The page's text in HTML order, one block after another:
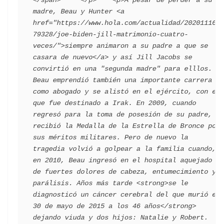
madre, Beau y Hunter <a
href="https://www.hola.com/actualidad/202011161
79328/joe-biden-jill-matrimonio-cuatro-
veces/">siempre animaron a su padre a que se
casara de nuevo</a> y así Jill Jacobs se
convirtió en una "segunda madre" para elllos.
Beau emprendió también una importante carrera
como abogado y se alistó en el ejército, con el
que fue destinado a Irak. En 2009, cuando
regresó para la toma de posesión de su padre,
recibió la Medalla de la Estrella de Bronce por
sus méritos militares. Pero de nuevo la
tragedia volvió a golpear a la familia cuando,
en 2010, Beau ingresó en el hospital aquejado
de fuertes dolores de cabeza, entumecimiento y
parálisis. Años más tarde <strong>se le
diagnosticó un cáncer cerebral del que murió el
30 de mayo de 2015 a los 46 años</strong>
dejando viuda y dos hijos: Natalie y Robert.